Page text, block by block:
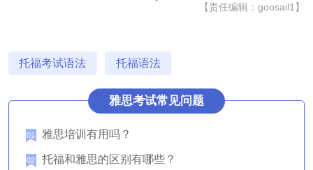
虚拟语气：虚拟语气用来表达假设、条件和主观愿望等。考
only等。
种从句的用法和结构，如名词性从句、形容词性从句和副词
性从句等。
非谓语动词：非谓语动词包括动词不定式、动名词、分词
【责任编辑：goosail1】
托福考试语法 托福语法
雅思考试常见问题
01 雅思培训有用吗？
02 托福和雅思的区别有哪些？